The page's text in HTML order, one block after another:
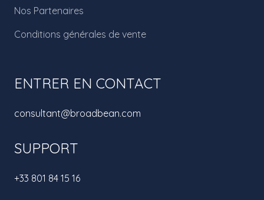
Nos Partenaires
Conditions générales de vente
ENTRER EN CONTACT
consultant@broadbean.com
SUPPORT
+33 801 84 15 16